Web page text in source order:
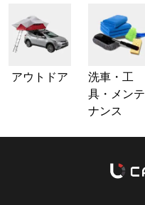
アウトドア
洗車・工
具・メンテ
ナンス